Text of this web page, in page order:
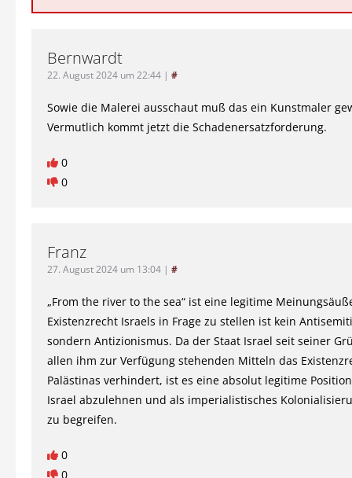
Bernwardt
22. August 2024 um 22:44 | #
Sowie die Malerei ausschaut muß das ein Kunstmaler
Vermutlich kommt jetzt die Schadenersatzforderung.
0
0
Franz
27. August 2024 um 13:04 | #
„From the river to the sea“ ist eine legitime
Existenzrecht Israels in Frage zu stellen ist kein
sondern Antizionismus. Da der Staat Israel seit seiner
allen ihm zur Verfügung stehenden Mitteln das
Palästinas verhindert, ist es eine absolut legitime
Israel abzulehnen und als imperialistisches
zu begreifen.
0
0